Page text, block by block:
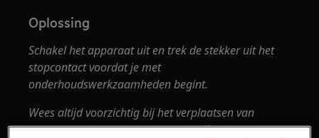
Oplossing
Schakel het apparaat uit en trek de stekker uit het
stopcontact voordat je met
onderhoudswerkzaamheden begint.
Wees altijd voorzichtig bij het verplaatsen van
apparaten, voor zware apparaten zijn twee